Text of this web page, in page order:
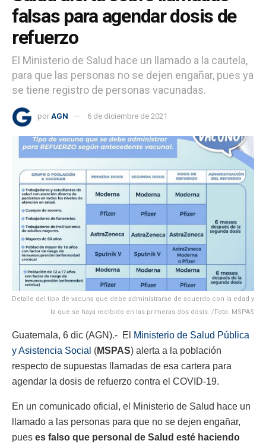
falsas para agendar dosis de
refuerzo
El Ministerio de Salud hace un llamado a la cautela,
para que las personas no se dejen engañar, pues ya
se tiene registro de personas vacunadas.
por AGN 6 de diciembre de 2021
Detalle del tipo de vacuna que debe administrarse de acuerdo con la edad y
la que se haya recibido en las primeras dos dosis. /Foto: MSPAS
Guatemala, 6 dic (AGN).- El
Ministerio de Salud Pública
y Asistencia Social (MSPAS) alerta a la población
respecto de supuestas llamadas de esa cartera para
agendar la dosis de refuerzo contra el COVID-19.
En un comunicado oficial, el Ministerio de Salud hace un
llamado a las personas para que no se dejen engañar,
pues es falso que personal de Salud esté haciendo